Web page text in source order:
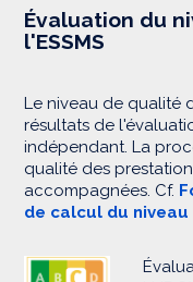
Évaluation du
l'ESSMS
Le niveau de qualité
résultats de
indépendant. La
qualité des
accompagnées. Cf.
de calcul du